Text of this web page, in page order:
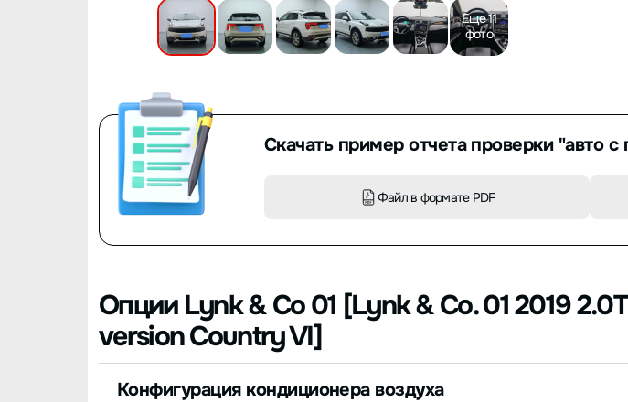
Еще 11
фото
Скачать пример отчета проверки "авто с
Файл в формате PDF
Опции Lynk & Co 01 [Lynk & Co. 01 2019
version Country VI]
Конфигурация кондиционера воздуха